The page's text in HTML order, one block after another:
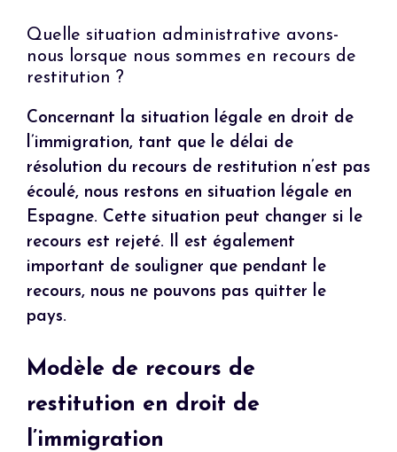
Quelle situation administrative avons-
nous lorsque nous sommes en recours de
restitution ?
Concernant la situation légale en droit de
l’immigration, tant que le délai de
résolution du recours de restitution n’est pas
écoulé, nous restons en situation légale en
Espagne. Cette situation peut changer si le
recours est rejeté. Il est également
important de souligner que pendant le
recours, nous ne pouvons pas quitter le
pays.
Modèle de recours de
restitution en droit de
l’immigration